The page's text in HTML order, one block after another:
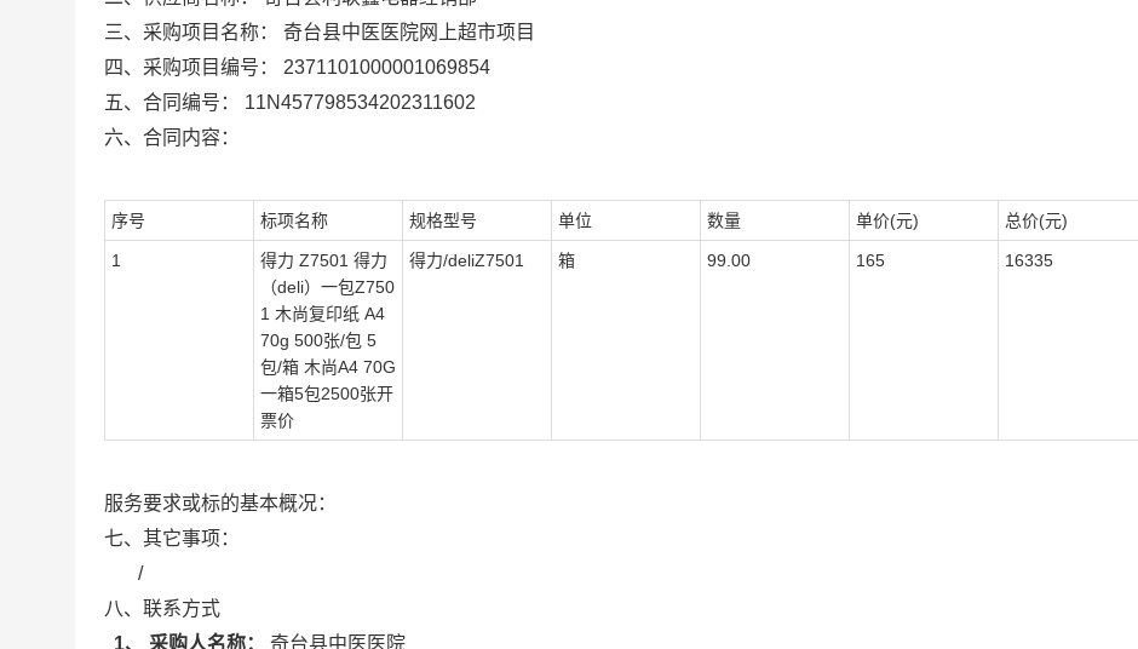
三、采购项目名称：
奇台县中医医院网上超市项目
四、采购项目编号：
2371101000001069854
五、合同编号：
11N457798534202311602
六、合同内容：
序号 标项名称 规格型号 单位 数量 单价(元) 总价(元)
1
得力 Z7501 得力
（deli）一包Z750
1 木尚复印纸 A4
70g 500张/包 5
包/箱 木尚A4 70G
一箱5包2500张开
票价
得力/deliZ7501 箱 99.00 165 16335
服务要求或标的基本概况：
七、其它事项：
/
八、联系方式
1、 采购人名称：
奇台县中医医院